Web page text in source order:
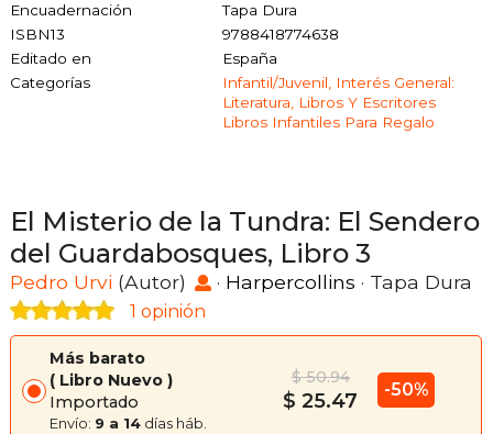
Encuadernación
Tapa Dura
ISBN13
9788418774638
Editado en
España
Categorías
Infantil/juvenil, Interés General:
Literatura, Libros Y Escritores
Libros Infantiles Para Regalo
El Misterio de la Tundra: El Sendero
del Guardabosques, Libro 3
Pedro Urvi (Autor) · Harpercollins · Tapa Dura
1 opinión
Más barato
Libro Nuevo
Importado
Envío: 9 a 14 días háb.
$ 50.94
$ 25.47 -50%